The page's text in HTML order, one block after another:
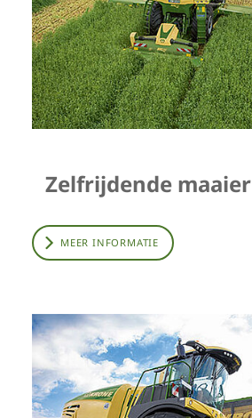
Zelfrijdende maaier
MEER INFORMATIE